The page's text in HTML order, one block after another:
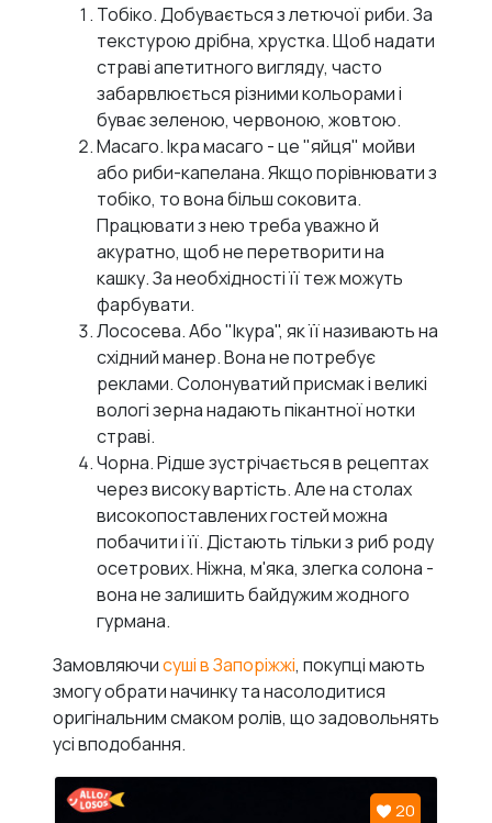
Тобіко. Добувається з летючої риби. За
текстурою дрібна, хрустка. Щоб надати
страві апетитного вигляду, часто
забарвлюється різними кольорами і
буває зеленою, червоною, жовтою.
Масаго. Ікра масаго - це "яйця" мойви
або риби-капелана. Якщо порівнювати з
тобіко, то вона більш соковита.
Працювати з нею треба уважно й
акуратно, щоб не перетворити на
кашку. За необхідності її теж можуть
фарбувати.
Лососева. Або "Ікура", як її називають на
східний манер. Вона не потребує
реклами. Солонуватий присмак і великі
вологі зерна надають пікантної нотки
страві.
Чорна. Рідше зустрічається в рецептах
через високу вартість. Але на столах
високопоставлених гостей можна
побачити і її. Дістають тільки з риб роду
осетрових. Ніжна, м'яка, злегка солона -
вона не залишить байдужим жодного
гурмана.
Замовляючисуші в Запоріжжі, покупці мають
змогу обрати начинку та насолодитися
оригінальним смаком ролів, що задовольнять
усі вподобання.
20